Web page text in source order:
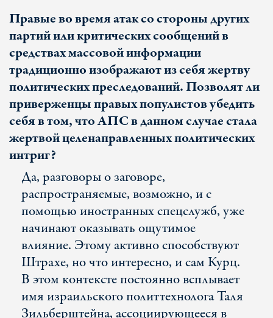
Правые во время атак со стороны других
партий или критических сообщений в
средствах массовой информации
традиционно изображают из себя жертву
политических преследований. Позволят ли
приверженцы правых популистов убедить
себя в том, что АПС в данном случае стала
жертвой целенаправленных политических
интриг?
Да, разговоры о заговоре,
распространяемые, возможно, и с
помощью иностранных спецслужб, уже
начинают оказывать ощутимое
влияние. Этому активно способствуют
Штрахе, но что интересно, и сам Курц.
В этом контексте постоянно всплывает
имя израильского политтехнолога Таля
Зильберштейна, ассоциирующееся в